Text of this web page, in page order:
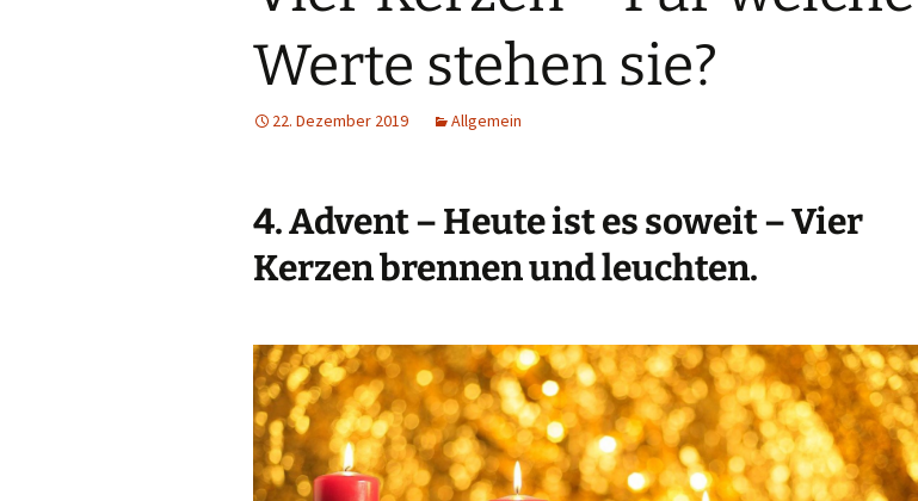
Werte stehen sie?
22. Dezember 2019 Allgemein
4. Advent – Heute ist es soweit – Vier
Kerzen brennen und leuchten.